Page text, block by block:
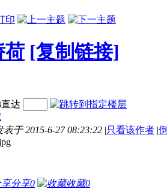
荷 [复制链接]
达
表于 2015-6-27 08:23:22 |只看该作者 |
分享0 收藏0